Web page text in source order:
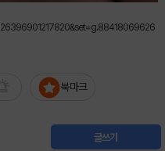
북마크
글쓰기